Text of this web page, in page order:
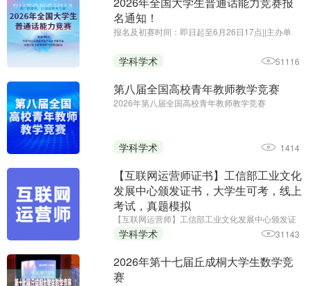
名通知！
报名及初赛时间：即日起至6月26日17点||主办单
学生普通话能力竞赛组委会
学科学术 51116
第八届全国高校青年教师教学竞赛
2026年第八届全国高校青年教师教学竞赛
学科学术 1414
【互联网运营师证书】工信部工业文化
发展中心颁发证书，大学生可考，线上
考试，真题模拟
【互联网运营师】工信部工业文化发展中心颁发证
书，大学生可考，线上考试，真题模拟 ||考试时间：
2026年8月15日；主办单位：工业和信息化部工业
学科学术 31143
2026年第十七届丘成桐大学生数学竞
赛